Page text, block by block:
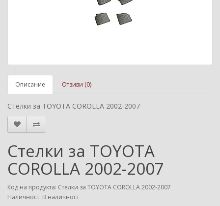
Описание Отзиви (0)
Стелки за TOYOTA COROLLA 2002-2007
Стелки за TOYOTA
COROLLA 2002-2007
Код на продукта: Стелки за TOYOTA COROLLA 2002-2007
Наличност: В наличност